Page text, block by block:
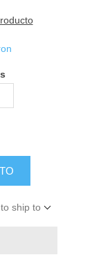
ship to